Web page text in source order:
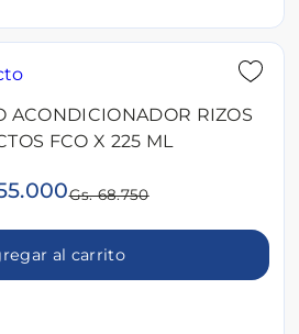
ACONDICIONADOR RIZOS
FCO X 225 ML
Gs. 68.750
al carrito